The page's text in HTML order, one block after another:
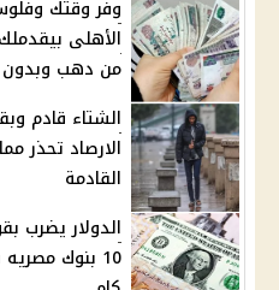
وفر وقتك
من دهب
الشتاء قادم
الارصاد تحذر
القادمة
الدولار يضرب
10 بنوك